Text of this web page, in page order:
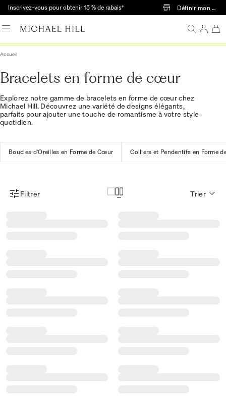
Passer au contenu principal
Inscrivez-vous pour obtenir 15 % de rabais† Définir mon
Accueil
Bracelets en forme de cœur
Explorez notre gamme de bracelets en forme de cœur chez
Michael Hill. Découvrez une variété de designs élégants,
parfaits pour ajouter une touche de romantisme à votre style
quotidien.
Boucles d'Oreilles en Forme de Cœur Colliers et Pendentifs en Forme
Menu des filtres d'articles
Filtrer Trier